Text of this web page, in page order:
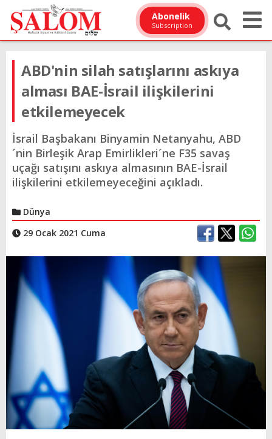
Abonelik
Subscription
ABD'nin silah satışlarını askıya
alması BAE-İsrail ilişkilerini
etkilemeyecek
İsrail Başbakanı Binyamin Netanyahu, ABD
´nin Birleşik Arap Emirlikleri´ne F35 savaş
uçağı satışını askıya almasının BAE-İsrail
ilişkilerini etkilemeyeceğini açıkladı.
Dünya
29 Ocak 2021 Cuma